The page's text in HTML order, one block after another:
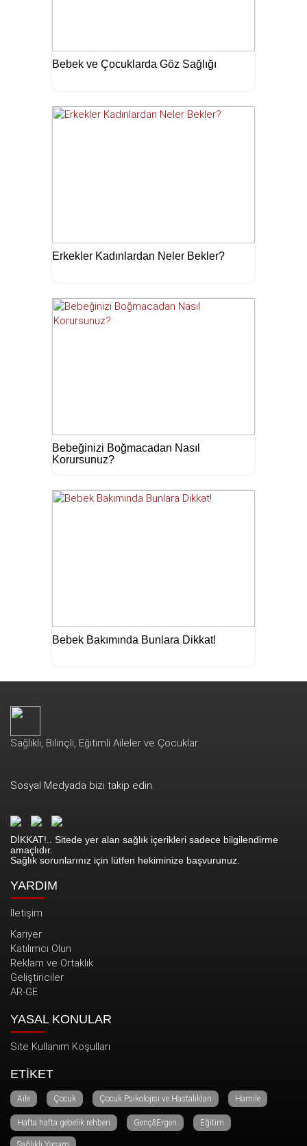
Bebek ve Çocuklarda Göz Sağlığı
Erkekler Kadınlardan Neler Bekler?
Bebeğinizi Boğmacadan Nasıl
Korursunuz?
Bebek Bakımında Bunlara Dikkat!
Sağlıklı, Bilinçli, Eğitimli Aileler ve Çocuklar
Sosyal Medyada bizi takip edin.
DİKKAT!.. Sitede yer alan sağlık içerikleri sadece bilgilendirme
amaçlıdır.
Sağlık sorunlarınız için lütfen hekiminize başvurunuz.
YARDIM
İletişim
Kariyer
Katılımcı Olun
Reklam ve Ortaklık
Geliştiriciler
AR-GE
YASAL KONULAR
Site Kullanım Koşulları
ETİKET
Aile Çocuk Çocuk Psikolojisi ve Hastalıkları Hamile
Hafta hafta gebelik rehberi Genç&Ergen Eğitim